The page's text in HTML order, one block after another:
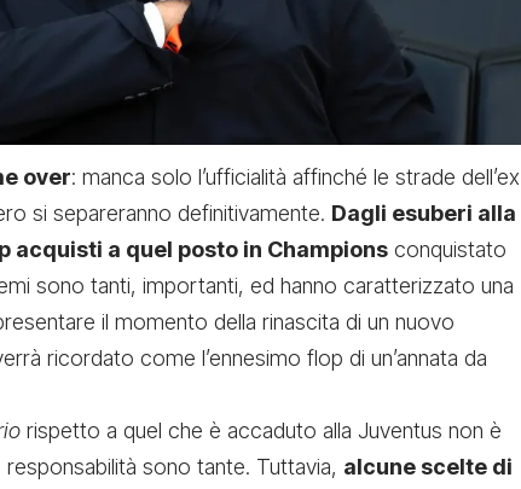
over: manca solo l’ufficialità affinché le strade dell’ex
si separeranno definitivamente. Dagli esuberi alla
acquisti a quel posto in Champions conquistato
sono tanti, importanti, ed hanno caratterizzato una
il momento della rinascita di un nuovo
ricordato come l’ennesimo flop di un’annata da
rispetto a quel che è accaduto alla Juventus non è
sono tante. Tuttavia, alcune scelte di